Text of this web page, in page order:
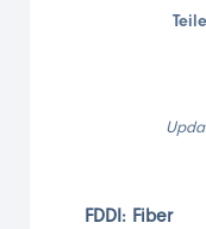
FDDI: Fiber